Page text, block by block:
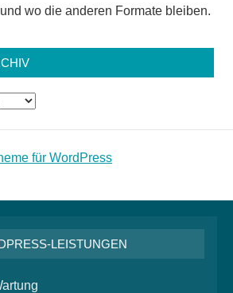
wo die anderen Formate bleiben.
LEISTUNGEN